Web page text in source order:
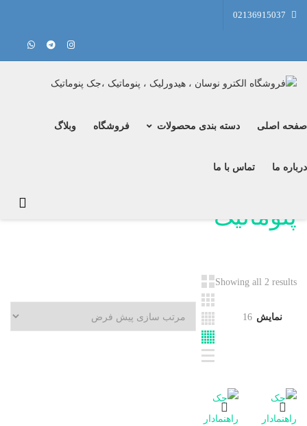
02136915037
اصلی دسته بندی محصولات فروشگاه وبلاگ
ما تماس با ما
Showing all 2 results
نمایش 16